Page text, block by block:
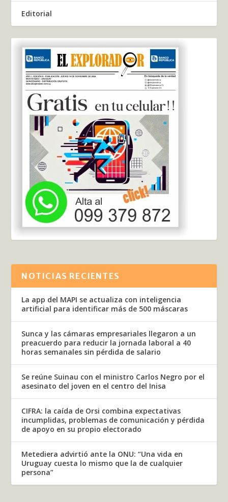
Editorial
NOTICIAS RECIENTES
La app del MAPI se actualiza con inteligencia
artificial para identificar más de 500 máscaras
Sunca y las cámaras empresariales llegaron a un
preacuerdo para reducir la jornada laboral a 40
horas semanales sin pérdida de salario
Se reúne Suinau con el ministro Carlos Negro por el
asesinato del joven en el centro del Inisa
CIFRA: la caída de Orsi combina expectativas
incumplidas, problemas de comunicación y pérdida
de apoyo en su propio electorado
Metediera advirtió ante la ONU: “Una vida en
Uruguay cuesta lo mismo que la de cualquier
persona”